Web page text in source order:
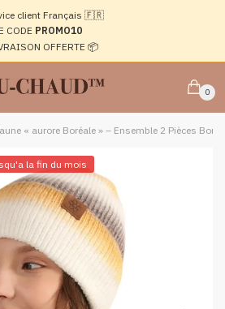
client Français 🇫🇷
CODE PROMO10
OFFERTE 📦
0
« aurore Boréale » – Ensemble 2 Pièces
la fin du mois